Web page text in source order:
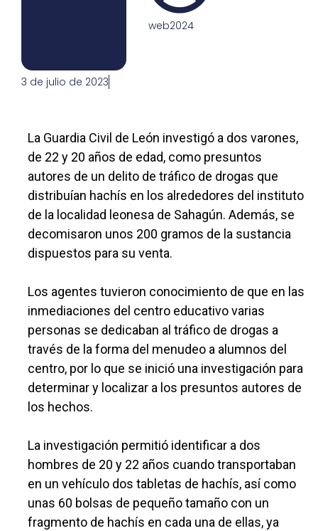
3 de julio de 2023
web2024
La Guardia Civil de León investigó a dos varones,
de 22 y 20 años de edad, como presuntos
autores de un delito de tráfico de drogas que
distribuían hachís en los alrededores del instituto
de la localidad leonesa de Sahagún. Además, se
decomisaron unos 200 gramos de la sustancia
dispuestos para su venta.
Los agentes tuvieron conocimiento de que en las
inmediaciones del centro educativo varias
personas se dedicaban al tráfico de drogas a
través de la forma del menudeo a alumnos del
centro, por lo que se inició una investigación para
determinar y localizar a los presuntos autores de
los hechos.
La investigación permitió identificar a dos
hombres de 20 y 22 años cuando transportaban
en un vehículo dos tabletas de hachís, así como
unas 60 bolsas de pequeño tamaño con un
fragmento de hachís en cada una de ellas, ya